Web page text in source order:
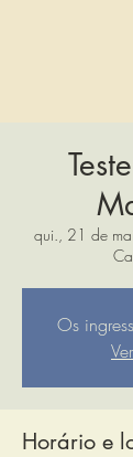
qui., 21 de
Os
Horário e